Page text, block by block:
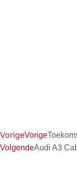
VorigeVorige
VolgendeAudi A3